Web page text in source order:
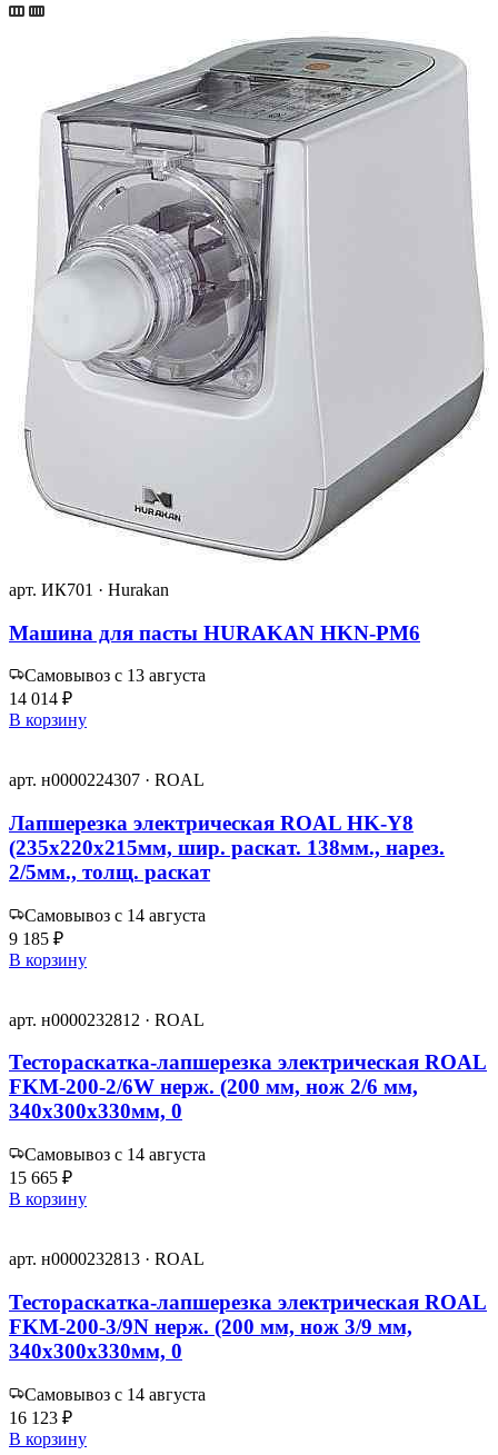
арт. ИК701 · Hurakan
Машина для пасты HURAKAN HKN-PM6
Самовывоз с 13 августа
14 014 ₽
В корзину
арт. н0000224307 · ROAL
Лапшерезка электрическая ROAL HK-Y8
(235х220х215мм, шир. раскат. 138мм., нарез.
2/5мм., толщ. раскат
Самовывоз с 14 августа
9 185 ₽
В корзину
арт. н0000232812 · ROAL
Тестораскатка-лапшерезка электрическая ROAL
FKM-200-2/6W нерж. (200 мм, нож 2/6 мм,
340х300х330мм, 0
Самовывоз с 14 августа
15 665 ₽
В корзину
арт. н0000232813 · ROAL
Тестораскатка-лапшерезка электрическая ROAL
FKM-200-3/9N нерж. (200 мм, нож 3/9 мм,
340х300х330мм, 0
Самовывоз с 14 августа
16 123 ₽
В корзину